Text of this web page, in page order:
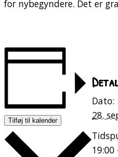
for nybegyndere. Det er
Tilføj til kalender
Dato:
28.
19:00